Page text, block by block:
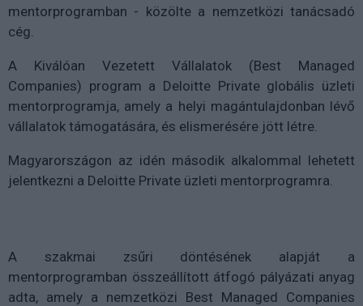
mentorprogramban - közölte a nemzetközi tanácsadó
cég.
A Kiválóan Vezetett Vállalatok (Best Managed
Companies) program a Deloitte Private globális üzleti
mentorprogramja, amely a helyi magántulajdonban lévő
vállalatok támogatására, és elismerésére jött létre.
Magyarországon az idén második alkalommal lehetett
jelentkezni a Deloitte Private üzleti mentorprogramra.
A szakmai zsűri döntésének alapját a
mentorprogramban összeállított átfogó pályázati anyag
adta, amely a nemzetközi Best Managed Companies